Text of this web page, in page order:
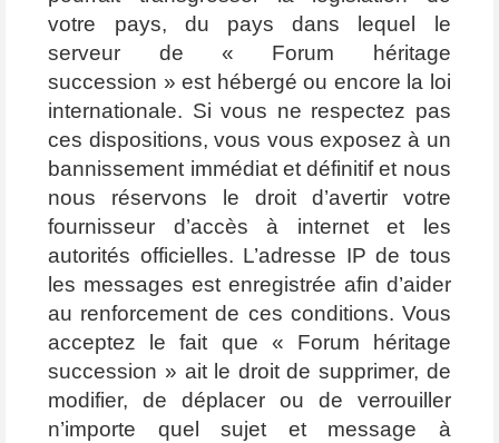
votre pays, du pays dans lequel le
serveur de « Forum héritage
succession » est hébergé ou encore la loi
internationale. Si vous ne respectez pas
ces dispositions, vous vous exposez à un
bannissement immédiat et définitif et nous
nous réservons le droit d’avertir votre
fournisseur d’accès à internet et les
autorités officielles. L’adresse IP de tous
les messages est enregistrée afin d’aider
au renforcement de ces conditions. Vous
acceptez le fait que « Forum héritage
succession » ait le droit de supprimer, de
modifier, de déplacer ou de verrouiller
n’importe quel sujet et message à